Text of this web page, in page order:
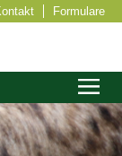
Formulare